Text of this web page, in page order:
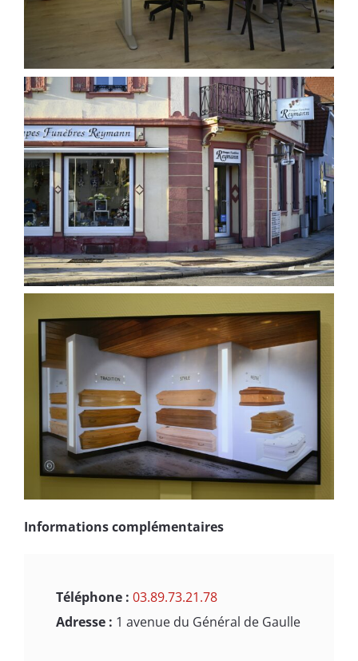
Informations complémentaires
Téléphone : 03.89.73.21.78
Adresse : 1 avenue du Général de Gaulle